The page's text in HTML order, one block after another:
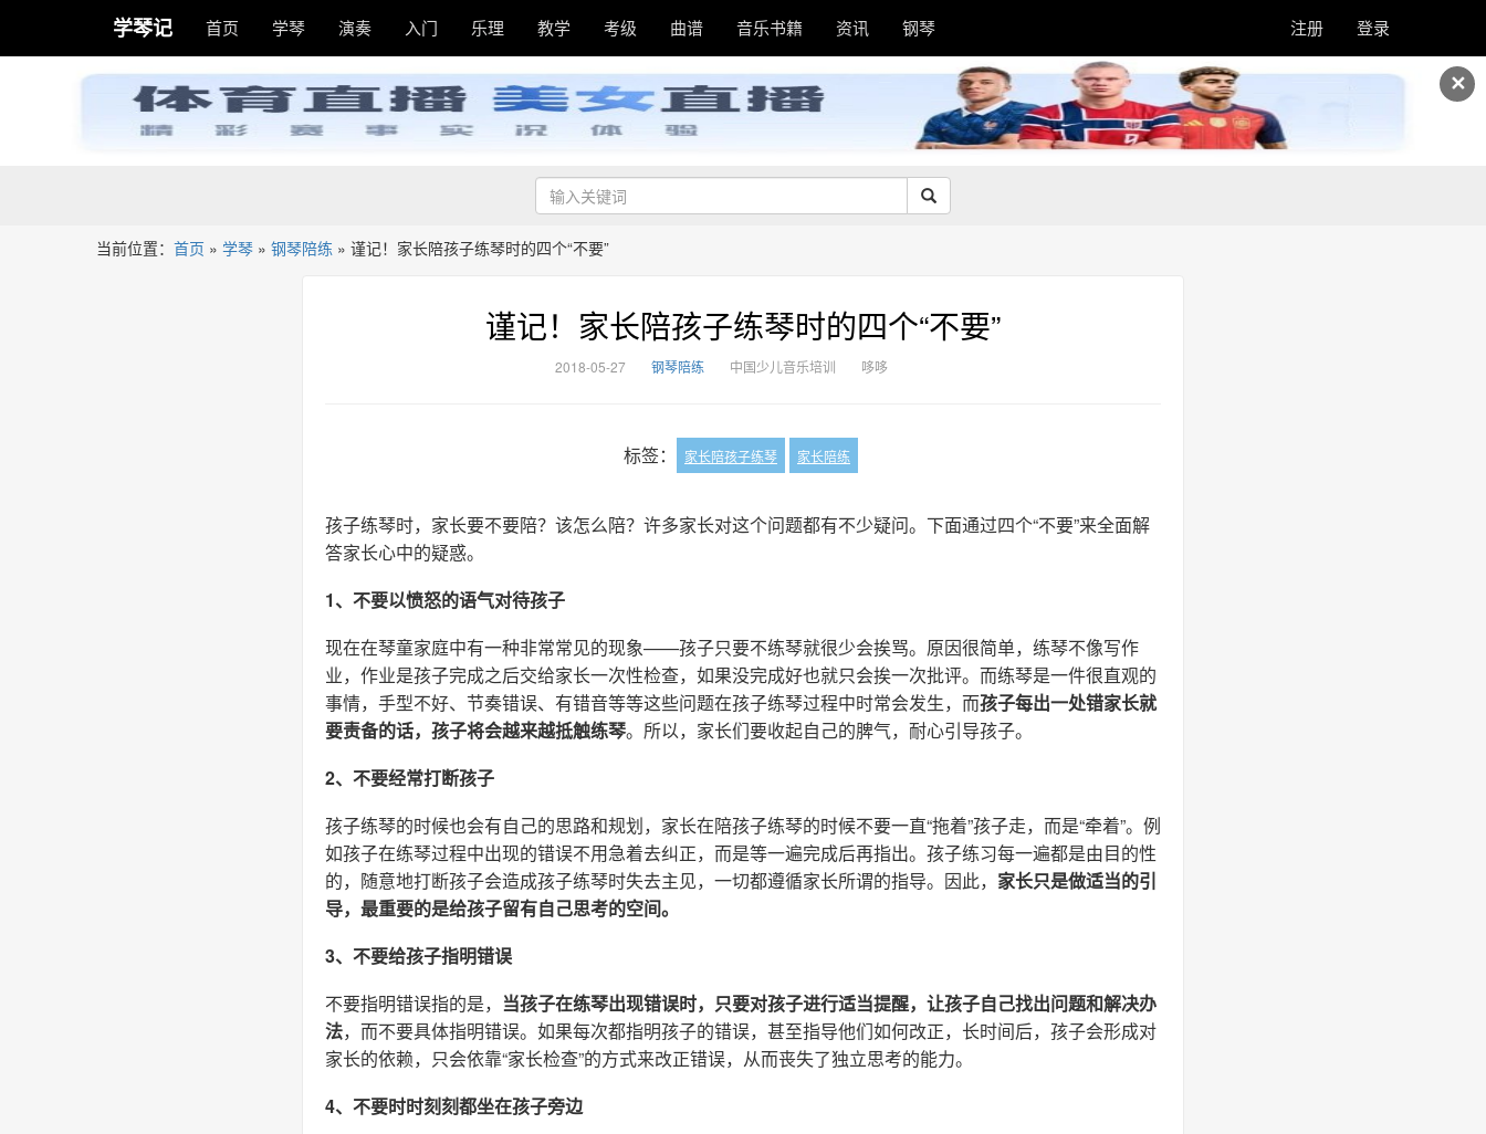
✕
学琴记 首页 学琴 演奏 入门 乐理 教学 考级 曲谱 音乐书籍 资讯 钢琴 注册 登录
当前位置： 首页 » 学琴 » 钢琴陪练 » 谨记！家长陪孩子练琴时的四个“不要”
谨记！家长陪孩子练琴时的四个“不要”
2018-05-27 钢琴陪练 中国少儿音乐培训 哆哆
标签： 家长陪孩子练琴 家长陪练
孩子练琴时，家长要不要陪？该怎么陪？许多家长对这个问题都有不少疑问。下面通过四个“不要”来全面解
答家长心中的疑惑。
1、不要以愤怒的语气对待孩子
现在在琴童家庭中有一种非常常见的现象——孩子只要不练琴就很少会挨骂。原因很简单，练琴不像写作
业，作业是孩子完成之后交给家长一次性检查，如果没完成好也就只会挨一次批评。而练琴是一件很直观的
事情，手型不好、节奏错误、有错音等等这些问题在孩子练琴过程中时常会发生，而孩子每出一处错家长就
要责备的话，孩子将会越来越抵触练琴。所以，家长们要收起自己的脾气，耐心引导孩子。
2、不要经常打断孩子
孩子练琴的时候也会有自己的思路和规划，家长在陪孩子练琴的时候不要一直“拖着”孩子走，而是“牵着”。例
如孩子在练琴过程中出现的错误不用急着去纠正，而是等一遍完成后再指出。孩子练习每一遍都是由目的性
的，随意地打断孩子会造成孩子练琴时失去主见，一切都遵循家长所谓的指导。因此， 家长只是做适当的引
导，最重要的是给孩子留有自己思考的空间。
3、不要给孩子指明错误
不要指明错误指的是， 当孩子在练琴出现错误时，只要对孩子进行适当提醒，让孩子自己找出问题和解决办
法，而不要具体指明错误。如果每次都指明孩子的错误，甚至指导他们如何改正，长时间后，孩子会形成对
家长的依赖，只会依靠“家长检查”的方式来改正错误，从而丧失了独立思考的能力。
4、不要时时刻刻都坐在孩子旁边